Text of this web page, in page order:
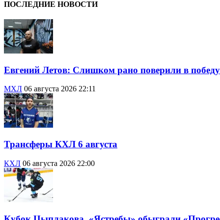
ПОСЛЕДНИЕ НОВОСТИ
Евгений Летов: Слишком рано поверили в победу
МХЛ 06 августа 2026 22:11
Трансферы КХЛ 6 августа
КХЛ 06 августа 2026 22:00